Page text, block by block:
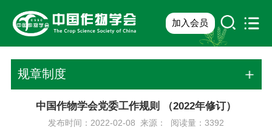
加入会员
规章制度
中国作物学会党委工作规则 （2022年修订）
发布时间：2022-02-08 来源： 阅读量： 3392